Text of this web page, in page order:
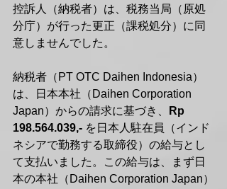
控訴人（納税者）は、税務当局（原処
分庁）が行った更正（課税処分）に同
意しませんでした。
納税者（PT OTC Daihen Indonesia）
は、日本本社（Daihen Corporation
Japan）からの請求に基づき、
Rp
198.564.039,- を日本人駐在員（インド
ネシアで勤務する取締役）の給与とし
て支払いました。この給与は、まず日
本の本社（Daihen Corporation Japan）